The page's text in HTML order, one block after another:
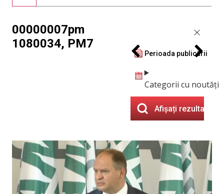
00000007pm
1080034, PM7
Perioada publicării
Categorii cu noutăți
Afișați rezultatele